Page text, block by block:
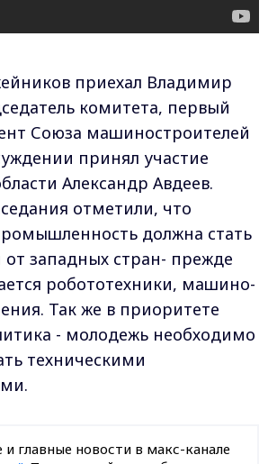
приехал Владимир
комитета, первый
Союза машиностроителей
принял участие
Александр Авдеев.
отметили, что
должна стать
от западных стран- прежде
робототехники, машино-
Так же в приоритете
- молодежь необходимо
техническими
главные новости в макс-канале